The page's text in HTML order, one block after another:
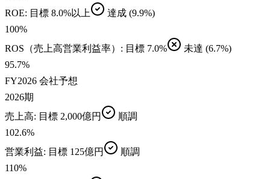
ROE: 目標 8.0%以上 達成 (9.9%)
100%
ROS（売上高営業利益率） : 目標 7.0% 未達 (6.7%)
95.7%
FY2026 会社予想
2026期
売上高: 目標 2,000億円
順調
102.6%
営業利益: 目標 125億円
順調
110%